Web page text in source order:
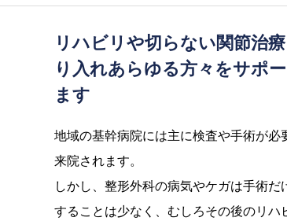
リハビリや切らない関節治
り入れあらゆる方々をサポ
ます
地域の基幹病院には主に検査や手術が必
来院されます。
しかし、整形外科の病気やケガは手術だ
することは少なく、むしろその後のリハ